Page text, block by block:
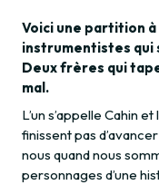
Voici une partition
instrumentistes
Deux frères qui
mal.
L’un s’appelle Cahin
finissent pas
nous quand nous
personnages d’une